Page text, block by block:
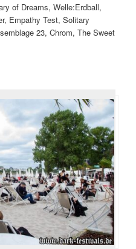
of Dreams, Welle:Erdball,
Empathy Test, Solitary
23, Chrom, The Sweet